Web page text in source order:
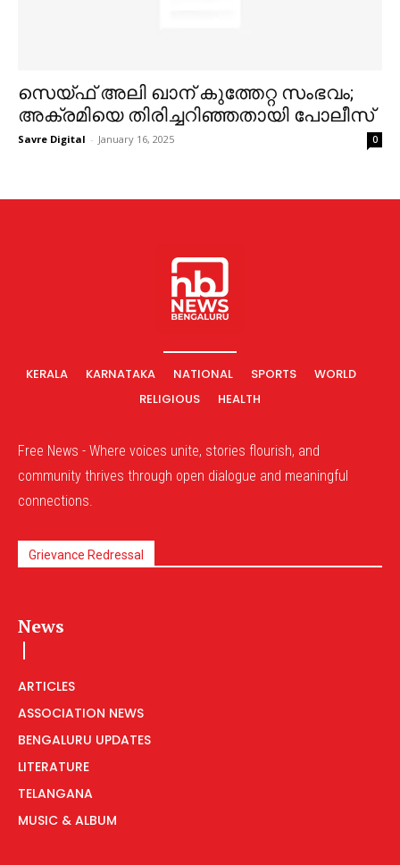
സെയ്ഫ് അലി ഖാന് കുത്തേറ്റ സംഭവം;
അക്രമിയെ തിരിച്ചറിഞ്ഞതായി പോലീസ്
Savre Digital - January 16, 2025 0
KERALA KARNATAKA NATIONAL SPORTS
WORLD
RELIGIOUS
HEALTH
Free News - Where voices unite, stories flourish, and
community thrives through open dialogue and meaningful
connections.
Grievance Redressal
News
ARTICLES
ASSOCIATION NEWS
BENGALURU UPDATES
LITERATURE
TELANGANA
MUSIC & ALBUM